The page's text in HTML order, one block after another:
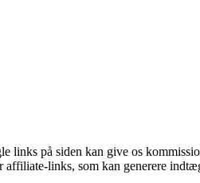
links på siden kan give os
links, som kan generere